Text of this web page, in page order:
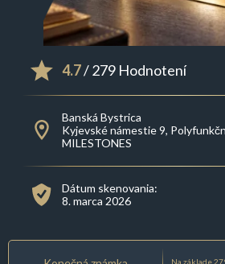
4.7/ 279 Hodnotení
Banská Bystrica
Kyjevské námestie 9,
MILESTONES
Dátum skenovania:
8. marca 2026
Na základe